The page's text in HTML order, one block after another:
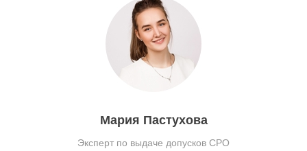
Мария Пастухова
Эксперт по выдаче допусков СРО